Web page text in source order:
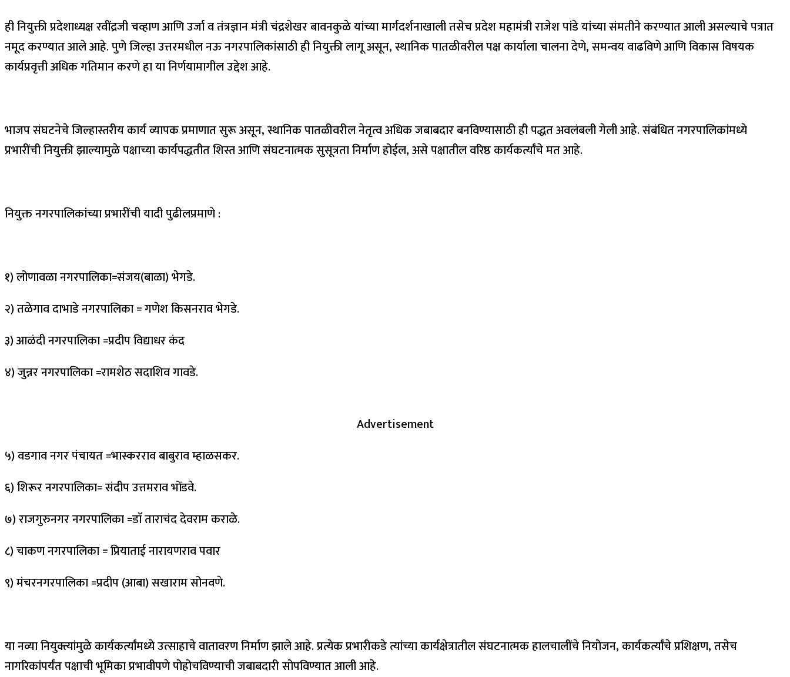
ही नियुक्ती प्रदेशाध्यक्ष रवींद्रजी चव्हाण आणि उर्जा व तंत्रज्ञान मंत्री चंद्रशेखर बावनकुळे यांच्या मार्गदर्शनाखाली तसेच प्रदेश महामंत्री राजेश पांडे यांच्या संमतीने करण्यात आली असल्याचे पत्रात
नमूद करण्यात आले आहे. पुणे जिल्हा उत्तरमधील नऊ नगरपालिकांसाठी ही नियुक्ती लागू असून, स्थानिक पातळीवरील पक्ष कार्याला चालना देणे, समन्वय वाढविणे आणि विकास विषयक
कार्यप्रवृत्ती अधिक गतिमान करणे हा या निर्णयामागील उद्देश आहे.
भाजप संघटनेचे जिल्हास्तरीय कार्य व्यापक प्रमाणात सुरू असून, स्थानिक पातळीवरील नेतृत्व अधिक जबाबदार बनविण्यासाठी ही पद्धत अवलंबली गेली आहे. संबंधित नगरपालिकांमध्ये
प्रभारींची नियुक्ती झाल्यामुळे पक्षाच्या कार्यपद्धतीत शिस्त आणि संघटनात्मक सुसूत्रता निर्माण होईल, असे पक्षातील वरिष्ठ कार्यकर्त्यांचे मत आहे.
नियुक्त नगरपालिकांच्या प्रभारींची यादी पुढीलप्रमाणे :
१) लोणावळा नगरपालिका=संजय(बाळा) भेगडे.
२) तळेगाव दाभाडे नगरपालिका = गणेश किसनराव भेगडे.
३) आळंदी नगरपालिका =प्रदीप विद्याधर कंद
४) जुन्नर नगरपालिका =रामशेठ सदाशिव गावडे.
Advertisement
५) वडगाव नगर पंचायत =भास्करराव बाबुराव म्हाळसकर.
६) शिरूर नगरपालिका= संदीप उत्तमराव भोंडवे.
७) राजगुरुनगर नगरपालिका =डाॅ ताराचंद देवराम कराळे.
८) चाकण नगरपालिका = प्रियाताई नारायणराव पवार
९) मंचरनगरपालिका =प्रदीप (आबा) सखाराम सोनवणे.
या नव्या नियुक्त्यांमुळे कार्यकर्त्यांमध्ये उत्साहाचे वातावरण निर्माण झाले आहे. प्रत्येक प्रभारीकडे त्यांच्या कार्यक्षेत्रातील संघटनात्मक हालचालींचे नियोजन, कार्यकर्त्यांचे प्रशिक्षण, तसेच
नागरिकांपर्यंत पक्षाची भूमिका प्रभावीपणे पोहोचविण्याची जबाबदारी सोपविण्यात आली आहे.